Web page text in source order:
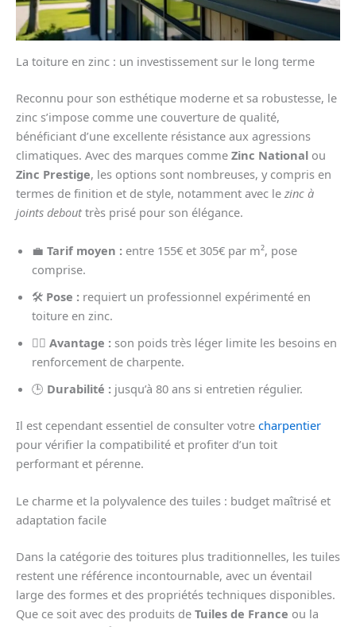
La toiture en zinc : un investissement sur le long terme
Reconnu pour son esthétique moderne et sa robustesse, le
zinc s’impose comme une couverture de qualité,
bénéficiant d’une excellente résistance aux agressions
climatiques. Avec des marques comme Zinc National ou
Zinc Prestige, les options sont nombreuses, y compris en
termes de finition et de style, notamment avec le zinc à
joints debouttrès prisé pour son élégance.
💼 Tarif moyen : entre 155€ et 305€ par m², pose
comprise.
🛠️ Pose : requiert un professionnel expérimenté en
toiture en zinc.
🏋️‍♂️ Avantage : son poids très léger limite les besoins en
renforcement de charpente.
🕒 Durabilité : jusqu’à 80 ans si entretien régulier.
Il est cependant essentiel de consulter votre charpentier
pour vérifier la compatibilité et profiter d’un toit
performant et pérenne.
Le charme et la polyvalence des tuiles : budget maîtrisé et
adaptation facile
Dans la catégorie des toitures plus traditionnelles, les tuiles
restent une référence incontournable, avec un éventail
large des formes et des propriétés techniques disponibles.
Que ce soit avec des produits de Tuiles de France ou la